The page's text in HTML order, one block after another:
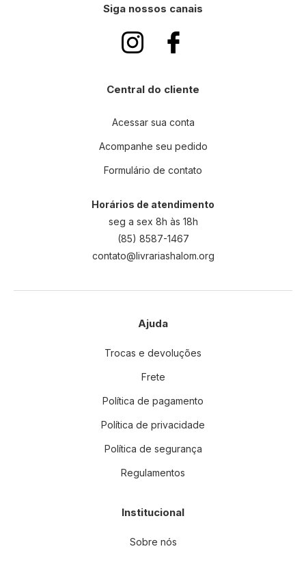
Siga nossos canais
Central do cliente
Acessar sua conta
Acompanhe seu pedido
Formulário de contato
Horários de atendimento
seg a sex 8h às 18h
(85) 8587-1467
contato@livrariashalom.org
Ajuda
Trocas e devoluções
Frete
Política de pagamento
Política de privacidade
Política de segurança
Regulamentos
Institucional
Sobre nós